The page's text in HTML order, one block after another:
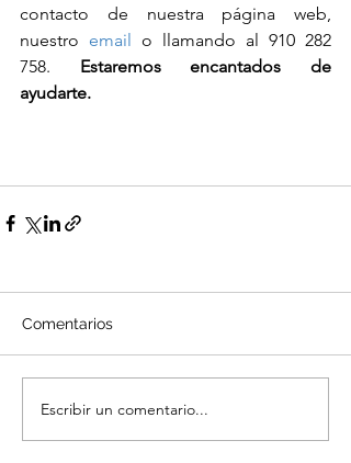
contacto de nuestra página web,
nuestro email
o llamando al 910 282
758. Estaremos encantados de
ayudarte.
Comentarios
Escribir un comentario...